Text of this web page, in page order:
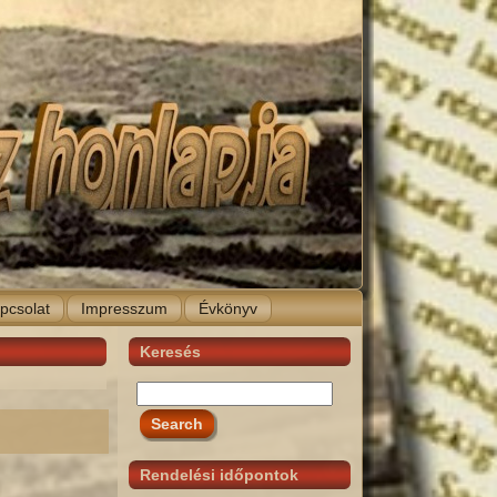
Impresszum Évkönyv
Keresés
Rendelési időpontok